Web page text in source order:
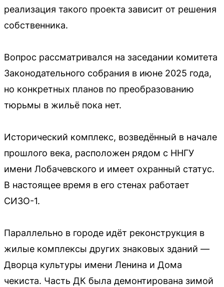
реализация такого проекта зависит от решения
собственника.
Вопрос рассматривался на заседании комитета
Законодательного собрания в июне 2025 года,
но конкретных планов по преобразованию
тюрьмы в жильё пока нет.
Исторический комплекс, возведённый в начале
прошлого века, расположен рядом с ННГУ
имени Лобачевского и имеет охранный статус.
В настоящее время в его стенах работает
СИЗО-1.
Параллельно в городе идёт реконструкция в
жилые комплексы других знаковых зданий —
Дворца культуры имени Ленина и Дома
чекиста. Часть ДК была демонтирована зимой